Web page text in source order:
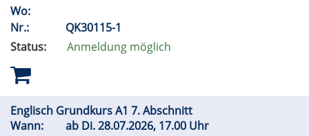
Wo:
Nr.:
QK30115-1
Status:
Anmeldung möglich
Englisch Grundkurs A1 7. Abschnitt
Wann:
ab Di.28.07.2026, 17.00 Uhr